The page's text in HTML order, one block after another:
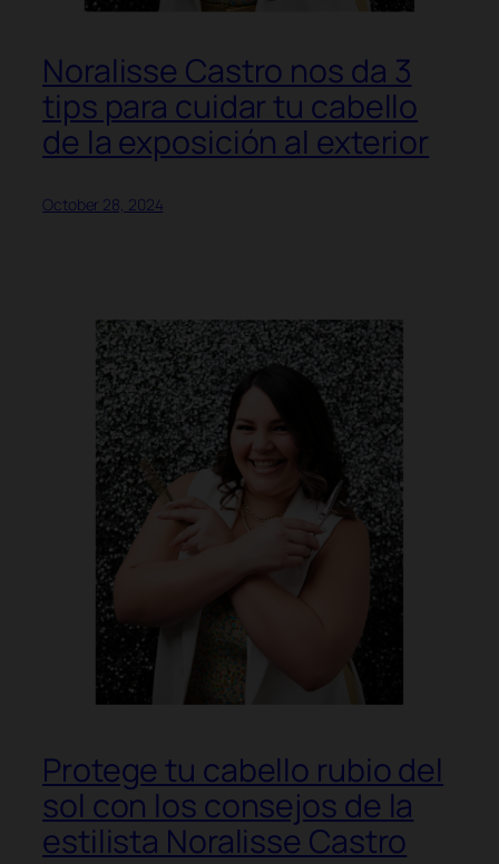
Noralisse Castro nos da 3
tips para cuidar tu cabello
de la exposición al exterior
October 28, 2024
Protege tu cabello rubio del
sol con los consejos de la
estilista Noralisse Castro